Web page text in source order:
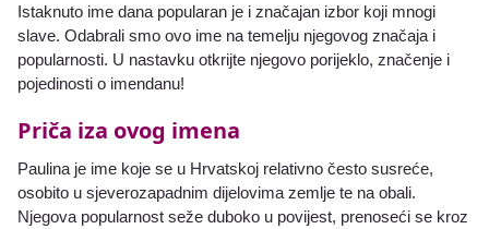
Istaknuto ime dana popularan je i značajan izbor koji mnogi
slave. Odabrali smo ovo ime na temelju njegovog značaja i
popularnosti. U nastavku otkrijte njegovo porijeklo, značenje i
pojedinosti o imendanu!
Priča iza ovog imena
Paulina je ime koje se u Hrvatskoj relativno često susreće,
osobito u sjeverozapadnim dijelovima zemlje te na obali.
Njegova popularnost seže duboko u povijest, prenoseći se kroz